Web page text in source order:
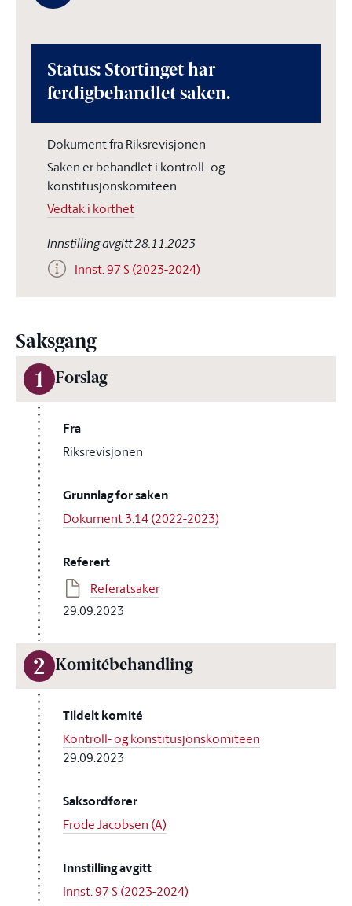
Status: Stortinget har
ferdigbehandlet saken.
Dokument fra Riksrevisjonen
Saken er behandlet i kontroll- og
konstitusjonskomiteen
Vedtak i korthet
Innstilling avgitt 28.11.2023
Innst. 97 S (2023-2024)
Saksgang
1 Forslag
Fra
Riksrevisjonen
Grunnlag for saken
Dokument 3:14 (2022-2023)
Referert
Referatsaker
29.09.2023
2 Komitébehandling
Tildelt komité
Kontroll- og konstitusjonskomiteen
29.09.2023
Saksordfører
Frode Jacobsen (A)
Innstilling avgitt
Innst. 97 S (2023-2024)